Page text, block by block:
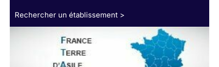
Rechercher un établissement >